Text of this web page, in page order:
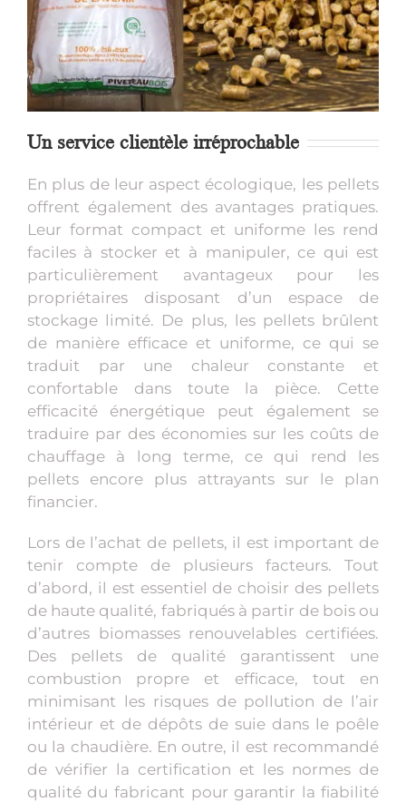
Un service clientèle irréprochable
En plus de leur aspect écologique, les pellets
offrent également des avantages pratiques.
Leur format compact et uniforme les rend
faciles à stocker et à manipuler, ce qui est
particulièrement avantageux pour les
propriétaires disposant d’un espace de
stockage limité. De plus, les pellets brûlent
de manière efficace et uniforme, ce qui se
traduit par une chaleur constante et
confortable dans toute la pièce. Cette
efficacité énergétique peut également se
traduire par des économies sur les coûts de
chauffage à long terme, ce qui rend les
pellets encore plus attrayants sur le plan
financier.
Lors de l’achat de pellets, il est important de
tenir compte de plusieurs facteurs. Tout
d’abord, il est essentiel de choisir des pellets
de haute qualité, fabriqués à partir de bois ou
d’autres biomasses renouvelables certifiées.
Des pellets de qualité garantissent une
combustion propre et efficace, tout en
minimisant les risques de pollution de l’air
intérieur et de dépôts de suie dans le poêle
ou la chaudière. En outre, il est recommandé
de vérifier la certification et les normes de
qualité du fabricant pour garantir la fiabilité